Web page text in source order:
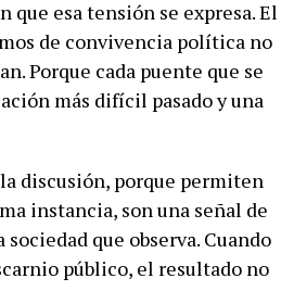
esa tensión se expresa. El
de convivencia política no
Porque cada puente que se
más difícil pasado y una
discusión, porque permiten
instancia, son una señal de
que observa. Cuando
público, el resultado no